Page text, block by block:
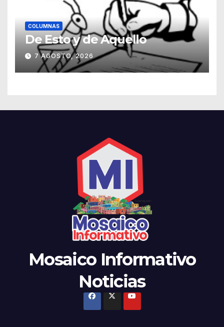
COLUMNAS
De Esto y de Aquello
7 AGOSTO, 2026
Mosaico Informativo
Noticias